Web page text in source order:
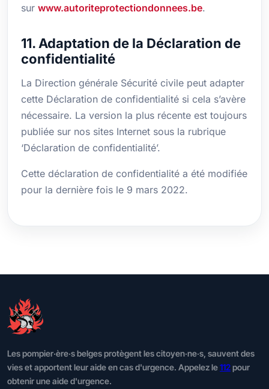
sur www.autoriteprotectiondonnees.be.
11. Adaptation de la Déclaration de
confidentialité
La Direction générale Sécurité civile peut adapter
cette Déclaration de confidentialité si cela s’avère
nécessaire. La version la plus récente est toujours
publiée sur nos sites Internet sous la rubrique
‘Déclaration de confidentialité’.
Cette déclaration de confidentialité a été modifiée
pour la dernière fois le 9 mars 2022.
Les pompier·ère·s belges protègent les citoyen·ne·s, sauvent des
vies et apportent leur aide en cas d'urgence. Appelez le112pour
obtenir une aide d'urgence.